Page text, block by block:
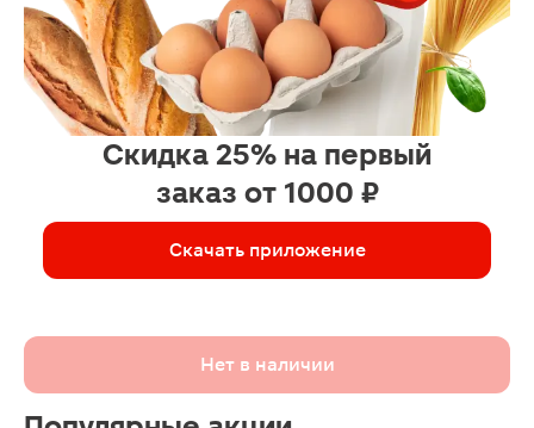
Скидка 25% на первый
заказ от 1000 ₽
Скачать приложение
Нет в наличии